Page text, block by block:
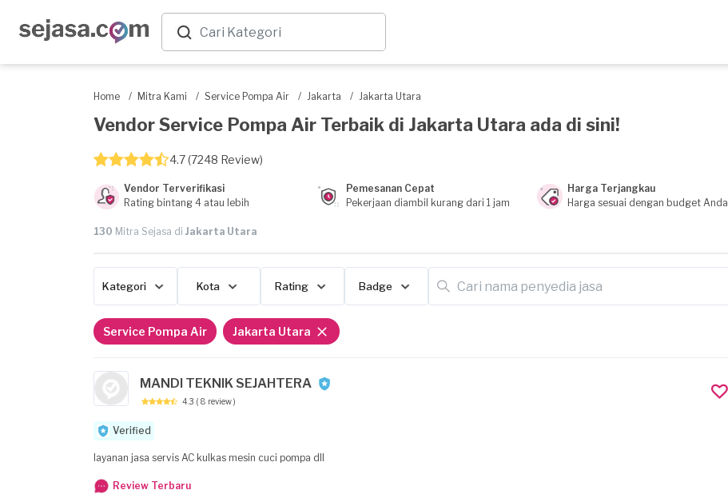
Home / Mitra Kami / Service Pompa Air / Jakarta / Jakarta Utara
Vendor Service Pompa Air Terbaik di Jakarta Utara ada di sini!
4.7 (7248 Review)
Vendor Terverifikasi
Rating bintang 4 atau lebih
Pemesanan Cepat
Pekerjaan diambil kurang dari 1 jam
Harga Terjangkau
Harga sesuai dengan budget Anda
130 Mitra Sejasa di Jakarta Utara
Kategori Kota Rating Badge
Service Pompa Air Jakarta Utara
MANDI TEKNIK SEJAHTERA
4.3 ( 8 review )
Verified
layanan jasa servis AC kulkas mesin cuci pompa dll
Review Terbaru